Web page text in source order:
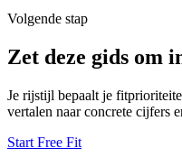
Volgende stap
Zet deze gids om
Je rijstijl bepaalt je
vertalen naar concrete cijfers
Start Free Fit